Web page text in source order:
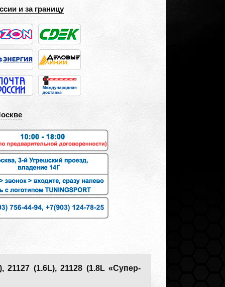
и за границу
(1.6L), 21128 (1.8L «Супер-